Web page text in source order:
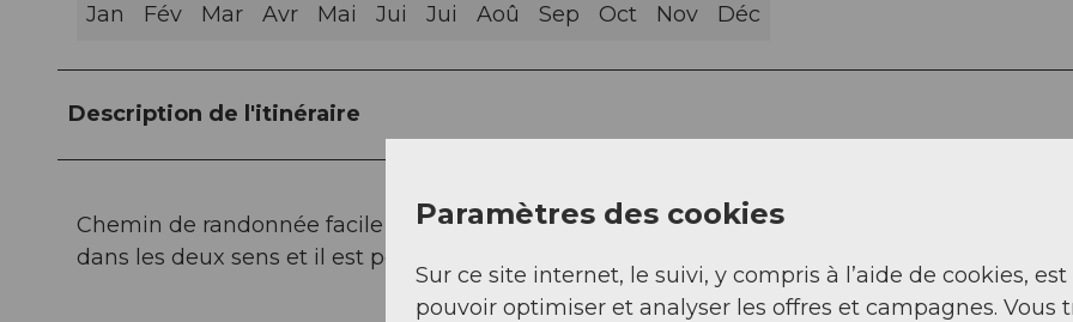
Jan Fév Mar Avr Mai Jui Jui Aoû Sep Oct Nov Déc
Description de l'itinéraire
Chemin de randonnée facile avec des places assises régulières. Le chemin peut être
dans les deux sens et il est possible de faire des tronçons.
Paramètres des cookies
Sur ce site internet, le suivi, y compris à l’aide de cookies,
pouvoir optimiser et analyser les offres et campagnes. Vous